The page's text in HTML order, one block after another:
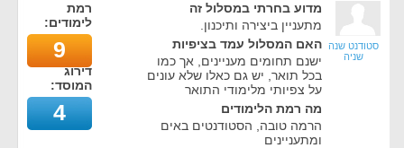
סטודנט שנה
שניה
מדוע בחרתי במסלול זה
מתעניין ביצירה ותיכנון.
האם המסלול עמד בציפיות
ישנם תחומים מעניינים, אך כמו
בכל תואר, יש גם כאלו שלא עונים
על צפיותי מלימודי התואר
מה רמת הלימודים
הרמה טובה, הסטודנטים באים
ומתעניינים
רמת
לימודים:
9
דירוג
המוסד:
4